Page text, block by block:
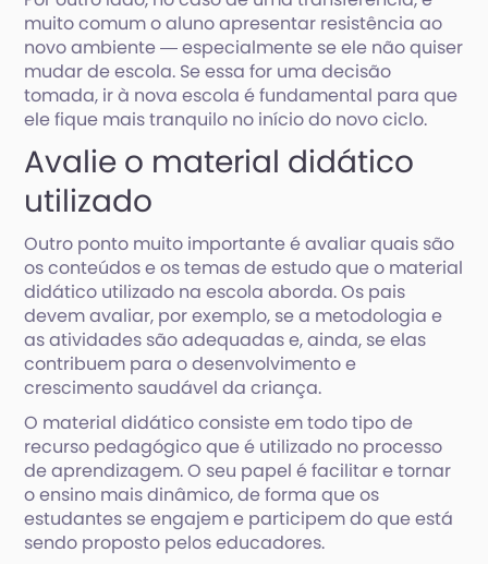
muito comum o aluno apresentar resistência ao
novo ambiente ― especialmente se ele não quiser
mudar de escola. Se essa for uma decisão
tomada, ir à nova escola é fundamental para que
ele fique mais tranquilo no início do novo ciclo.
Avalie o material didático
utilizado
Outro ponto muito importante é avaliar quais são
os conteúdos e os temas de estudo que o material
didático utilizado na escola aborda. Os pais
devem avaliar, por exemplo, se a metodologia e
as atividades são adequadas e, ainda, se elas
contribuem para o desenvolvimento e
crescimento saudável da criança.
O material didático consiste em todo tipo de
recurso pedagógico que é utilizado no processo
de aprendizagem. O seu papel é facilitar e tornar
o ensino mais dinâmico, de forma que os
estudantes se engajem e participem do que está
sendo proposto pelos educadores.